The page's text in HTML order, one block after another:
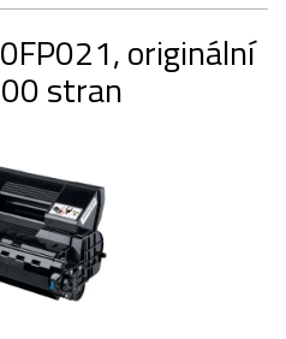
originální
stran